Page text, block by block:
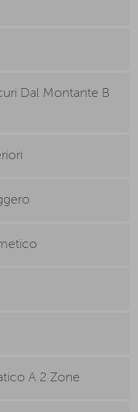
Dal Montante B
A 2 Zone